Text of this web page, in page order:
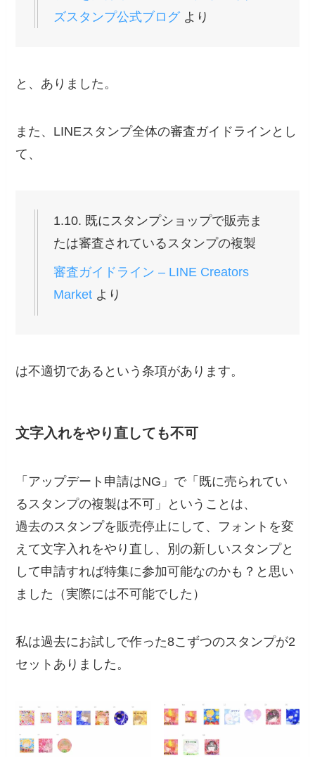
ズスタンプ公式ブログより
と、ありました。
また、LINEスタンプ全体の審査ガイドラインとし
て、
1.10. 既にスタンプショップで販売ま
たは審査されているスタンプの複製
審査ガイドライン – LINE Creators
Market より
は不適切であるという条項があります。
文字入れをやり直しても不可
「アップデート申請はNG」で「既に売られてい
るスタンプの複製は不可」ということは、
過去のスタンプを販売停止にして、フォントを変
えて文字入れをやり直し、別の新しいスタンプと
して申請すれば特集に参加可能なのかも？と思い
ました（実際には不可能でした）
私は過去にお試しで作った8こずつのスタンプが2
セットありました。